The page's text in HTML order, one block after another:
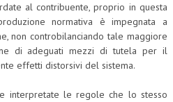
CRISI
al contribuente, proprio in questa
normativa è impegnata a
non controbilanciando tale maggiore
di adeguati mezzi di tutela per il
effetti distorsivi del sistema.
interpretate le regole che lo stesso